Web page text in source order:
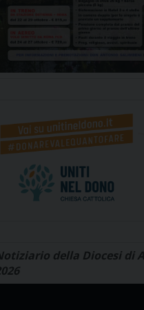
della Diocesi di